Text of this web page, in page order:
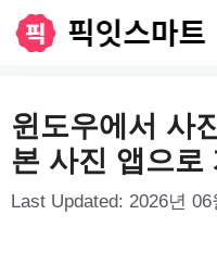
로
건
너
윈도우에서 사
본 사진 앱으로
Last Updated: 2026년 06